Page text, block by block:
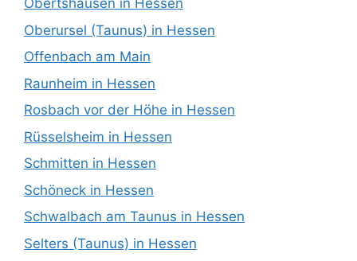
Obertshausen in Hessen
Oberursel (Taunus) in Hessen
Offenbach am Main
Raunheim in Hessen
Rosbach vor der Höhe in Hessen
Rüsselsheim in Hessen
Schmitten in Hessen
Schöneck in Hessen
Schwalbach am Taunus in Hessen
Selters (Taunus) in Hessen